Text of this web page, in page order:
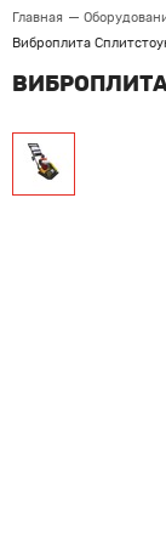
Главная
Виброплита